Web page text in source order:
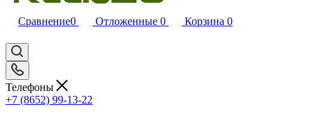
Сравнение0 Отложенные 0 Корзина 0
Телефоны
+7 (8652) 99-13-22